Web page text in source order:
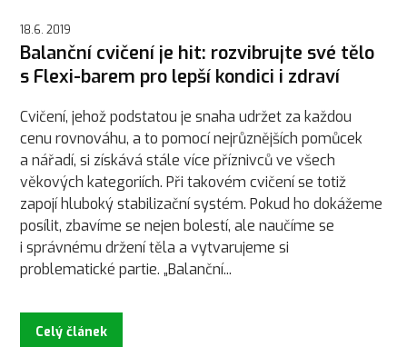
18.6. 2019
Balanční cvičení je hit: rozvibrujte své tělo
s Flexi-barem pro lepší kondici i zdraví
Cvičení, jehož podstatou je snaha udržet za každou
cenu rovnováhu, a to pomocí nejrůznějších pomůcek
a nářadí, si získává stále více příznivců ve všech
věkových kategoriích. Při takovém cvičení se totiž
zapojí hluboký stabilizační systém. Pokud ho dokážeme
posílit, zbavíme se nejen bolestí, ale naučíme se
i správnému držení těla a vytvarujeme si
problematické partie. „Balanční...
Celý článek